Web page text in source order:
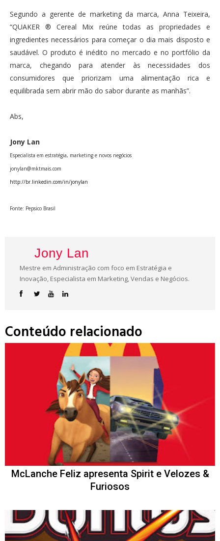
Segundo a gerente de marketing da marca, Anna Teixeira,
“QUAKER ® Cereal Mix reúne todas as propriedades e
ingredientes necessários para começar o dia mais disposto e
saudável. O produto é inédito no mercado e no portfólio da
marca, chegando para atender às necessidades dos
consumidores que priorizam uma alimentação rica e
equilibrada sem abrir mão do sabor durante as manhãs”.
Abs,
Jony Lan
Especialista em estratégia, marketing e novos negócios
jonylan@mktmais.com
http://br.linkedin.com/in/jonylan
Fonte: Pepsico Brasil
Jony Lan
Mestre em Administração com foco em Estratégia e
Inovação, Especialista em Marketing, Vendas e Negócios.
Conteúdo relacionado
McLanche Feliz apresenta Spirit e Velozes &
Furiosos